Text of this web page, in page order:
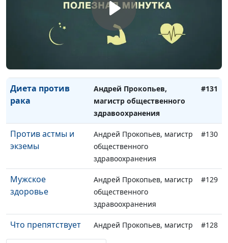
общественного
здравоохранения
Завтрак для
Андрей Прокопьев, магистр
здравоохранения
Диета против
рака
Андрей Прокопьев,
магистр общественного
здравоохранения
#131
Против астмы и
экземы
Андрей Прокопьев, магистр
общественного
здравоохранения
#130
Мужское
здоровье
Андрей Прокопьев, магистр
общественного
здравоохранения
#129
Что препятствует
болезням сердца?
Андрей Прокопьев, магистр
общественного
#128